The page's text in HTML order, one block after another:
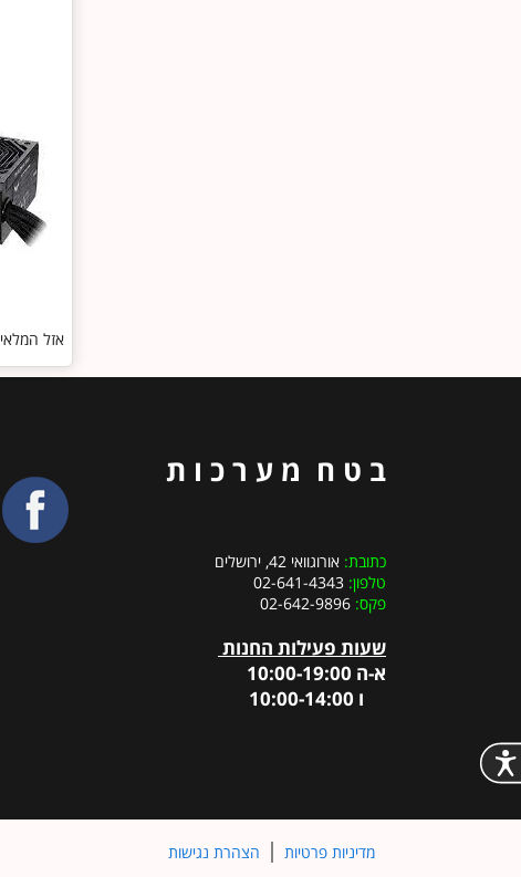
אזל המלאי
ב ט ח מ ע ר כ ו ת
כתובת: אורוגוואי 42, ירושלים
טלפון: 02-641-4343
פקס:
שעות פעילות החנות
א-ה 10:00-19:00
ו 10:00-14:00
מדיניות פרטיות הצהרת נגישות